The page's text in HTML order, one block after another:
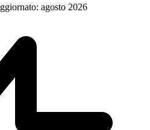
agosto 2026